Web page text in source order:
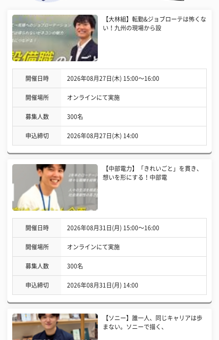
【大林組】転勤&ジョブローテは怖くな
い！九州の現場から設
開催日時 2026年08月27日(木) 15:00〜16:00
開催場所 オンラインにて実施
募集人数 300名
申込締切 2026年08月27日(木) 14:00
【中部電力】「きれいごと」を貫き、
想いを形にする！中部電
開催日時 2026年08月31日(月) 15:00〜16:00
開催場所 オンラインにて実施
募集人数 300名
申込締切 2026年08月31日(月) 14:00
【ソニー】誰一人、同じキャリアは歩
まない。ソニーで描く、